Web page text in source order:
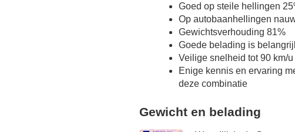
Goed op steile hellingen
Op autobaanhellingen
Gewichtsverhouding 81%
Goede belading is
Veilige snelheid tot 90 km/u
Enige kennis en ervaring
deze combinatie
Gewicht en belading